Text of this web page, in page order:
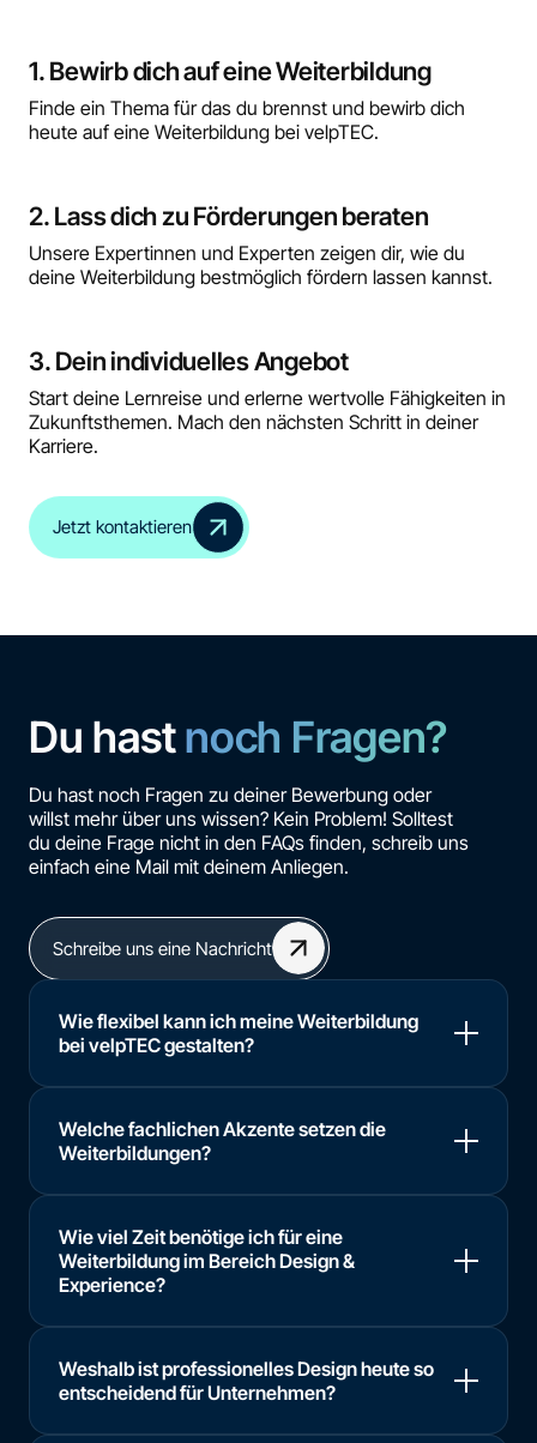
1. Bewirb dich auf eine Weiterbildung
Finde ein Thema für das du brennst und bewirb dich
heute auf eine Weiterbildung bei velpTEC.
2. Lass dich zu Förderungen beraten
Unsere Expertinnen und Experten zeigen dir, wie du
deine Weiterbildung bestmöglich fördern lassen kannst.
3. Dein individuelles Angebot
Start deine Lernreise und erlerne wertvolle Fähigkeiten in
Zukunftsthemen. Mach den nächsten Schritt in deiner
Karriere.
Jetzt kontaktieren
Du hastnoch Fragen?
Du hast noch Fragen zu deiner Bewerbung oder
willst mehr über uns wissen? Kein Problem! Solltest
du deine Frage nicht in den FAQs finden, schreib uns
einfach eine Mail mit deinem Anliegen.
Schreibe uns eine Nachricht
Wie flexibel kann ich meine Weiterbildung
bei velpTEC gestalten?
Welche fachlichen Akzente setzen die
Weiterbildungen?
Wie viel Zeit benötige ich für eine
Weiterbildung im Bereich Design &
Experience?
Weshalb ist professionelles Design heute so
entscheidend für Unternehmen?